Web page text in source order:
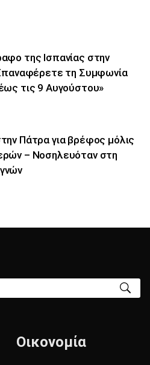
της Ισπανίας στην
τη Συμφωνία
τις 9 Αυγούστου»
Πάτρα για βρέφος μόλις
– Νοσηλευόταν στη
Οικονομία